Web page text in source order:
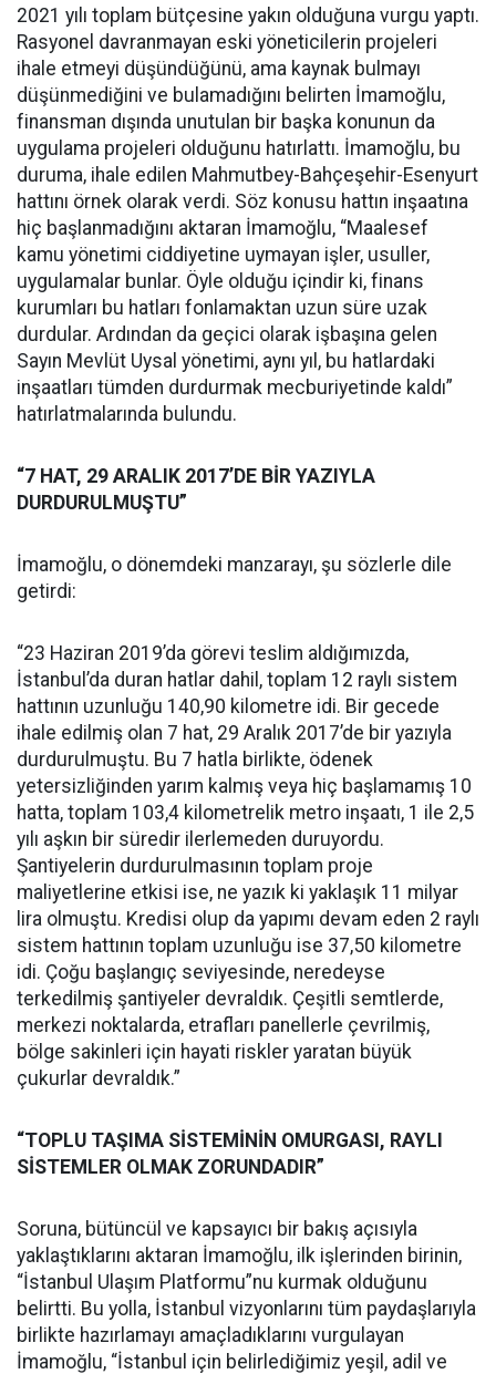
2021 yılı toplam bütçesine yakın olduğuna vurgu yaptı.
Rasyonel davranmayan eski yöneticilerin projeleri
ihale etmeyi düşündüğünü, ama kaynak bulmayı
düşünmediğini ve bulamadığını belirten İmamoğlu,
finansman dışında unutulan bir başka konunun da
uygulama projeleri olduğunu hatırlattı. İmamoğlu, bu
duruma, ihale edilen Mahmutbey-Bahçeşehir-Esenyurt
hattını örnek olarak verdi. Söz konusu hattın inşaatına
hiç başlanmadığını aktaran İmamoğlu, “Maalesef
kamu yönetimi ciddiyetine uymayan işler, usuller,
uygulamalar bunlar. Öyle olduğu içindir ki, finans
kurumları bu hatları fonlamaktan uzun süre uzak
durdular. Ardından da geçici olarak işbaşına gelen
Sayın Mevlüt Uysal yönetimi, aynı yıl, bu hatlardaki
inşaatları tümden durdurmak mecburiyetinde kaldı”
hatırlatmalarında bulundu.
“7 HAT, 29 ARALIK 2017’DE BİR YAZIYLA
DURDURULMUŞTU”
İmamoğlu, o dönemdeki manzarayı, şu sözlerle dile
getirdi:
“23 Haziran 2019’da görevi teslim aldığımızda,
İstanbul’da duran hatlar dahil, toplam 12 raylı sistem
hattının uzunluğu 140,90 kilometre idi. Bir gecede
ihale edilmiş olan 7 hat, 29 Aralık 2017’de bir yazıyla
durdurulmuştu. Bu 7 hatla birlikte, ödenek
yetersizliğinden yarım kalmış veya hiç başlamamış 10
hatta, toplam 103,4 kilometrelik metro inşaatı, 1 ile 2,5
yılı aşkın bir süredir ilerlemeden duruyordu.
Şantiyelerin durdurulmasının toplam proje
maliyetlerine etkisi ise, ne yazık ki yaklaşık 11 milyar
lira olmuştu. Kredisi olup da yapımı devam eden 2 raylı
sistem hattının toplam uzunluğu ise 37,50 kilometre
idi. Çoğu başlangıç seviyesinde, neredeyse
terkedilmiş şantiyeler devraldık. Çeşitli semtlerde,
merkezi noktalarda, etrafları panellerle çevrilmiş,
bölge sakinleri için hayati riskler yaratan büyük
çukurlar devraldık.”
“TOPLU TAŞIMA SİSTEMİNİN OMURGASI, RAYLI
SİSTEMLER OLMAK ZORUNDADIR”
Soruna, bütüncül ve kapsayıcı bir bakış açısıyla
yaklaştıklarını aktaran İmamoğlu, ilk işlerinden birinin,
“İstanbul Ulaşım Platformu”nu kurmak olduğunu
belirtti. Bu yolla, İstanbul vizyonlarını tüm paydaşlarıyla
birlikte hazırlamayı amaçladıklarını vurgulayan
İmamoğlu, “İstanbul için belirlediğimiz yeşil, adil ve